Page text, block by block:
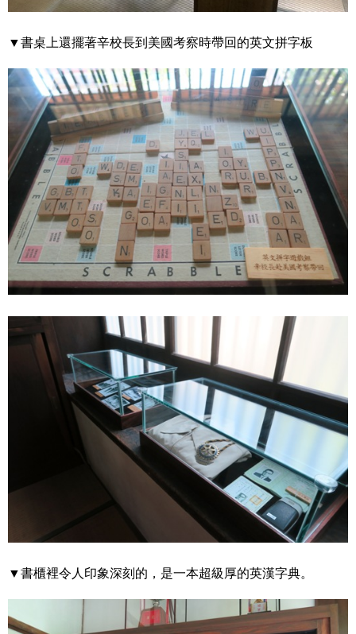
▼書桌上還擺著辛校長到美國考察時帶回的英文拼字板
▼書櫃裡令人印象深刻的，是一本超級厚的英漢字典。